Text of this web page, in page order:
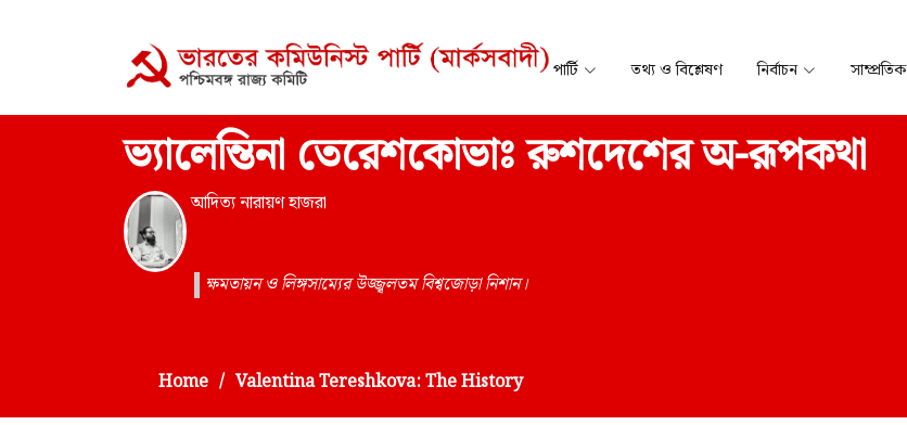
পার্টি তথ্য ও বিশ্লেষণ নির্বাচন সাম্প্রতিক
ভ্যালেন্তিনা তেরেশকোভাঃ রুশদেশের অ-রূপকথা
আদিত্য নারায়ণ হাজরা
ক্ষমতায়ন ও লিঙ্গসাম্যের উজ্জ্বলতম বিশ্বজোড়া নিশান।
Home Valentina Tereshkova: The History